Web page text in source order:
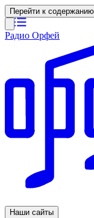
Перейти к содержанию
Радио Орфей
Наши сайты